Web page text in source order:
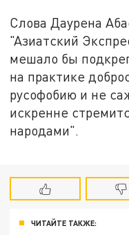
Слова Даурена
"Азиатский
мешало бы
на практике
русофобию и не
искренне
народами".
ЧИТАЙТЕ ТАКЖЕ: